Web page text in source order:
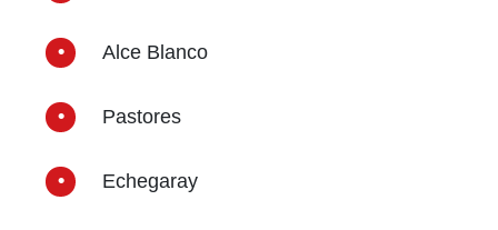
Alce Blanco
Pastores
Echegaray